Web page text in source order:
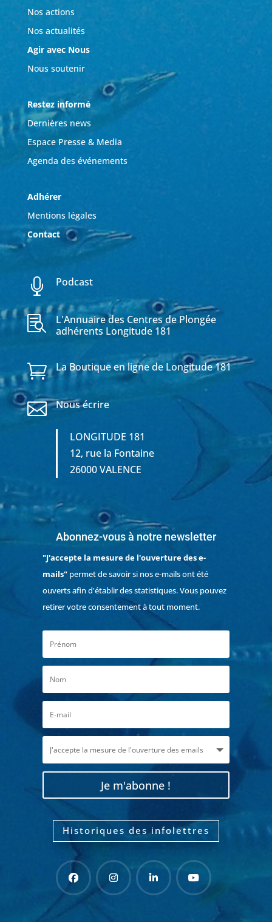
Nos actions
Nos actualités
Agir avec Nous
Nous soutenir
Restez informé
Dernières news
Espace Presse & Media
Agenda des événements
Adhérer
Mentions légales
Contact
 Podcast

L'Annuaire des Centres de Plongée
adhérents Longitude 181
 La Boutique en ligne de Longitude 181
 Nous écrire
LONGITUDE 181
12, rue la Fontaine
26000 VALENCE
Abonnez-vous à notre newsletter
"J'accepte la mesure de l'ouverture des e-
mails"permet de savoir si nos e-mails ont été
ouverts afin d'établir des statistiques. Vous pouvez
retirer votre consentement à tout moment.
Je m'abonne !
Historiques des infolettres